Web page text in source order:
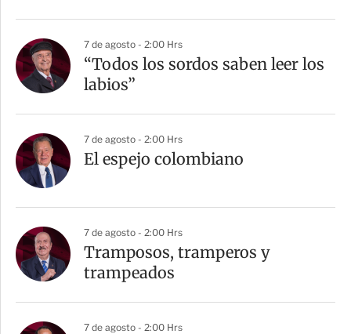
7 de agosto - 2:00 Hrs
“Todos los sordos saben leer los
labios”
7 de agosto - 2:00 Hrs
El espejo colombiano
7 de agosto - 2:00 Hrs
Tramposos, tramperos y
trampeados
7 de agosto - 2:00 Hrs